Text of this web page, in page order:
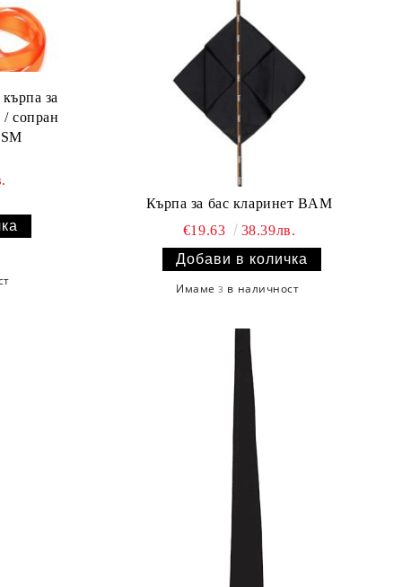
за
Кърпа за бас кларинет BAM
€19.63
38.39лв.
Имаме3 в наличност